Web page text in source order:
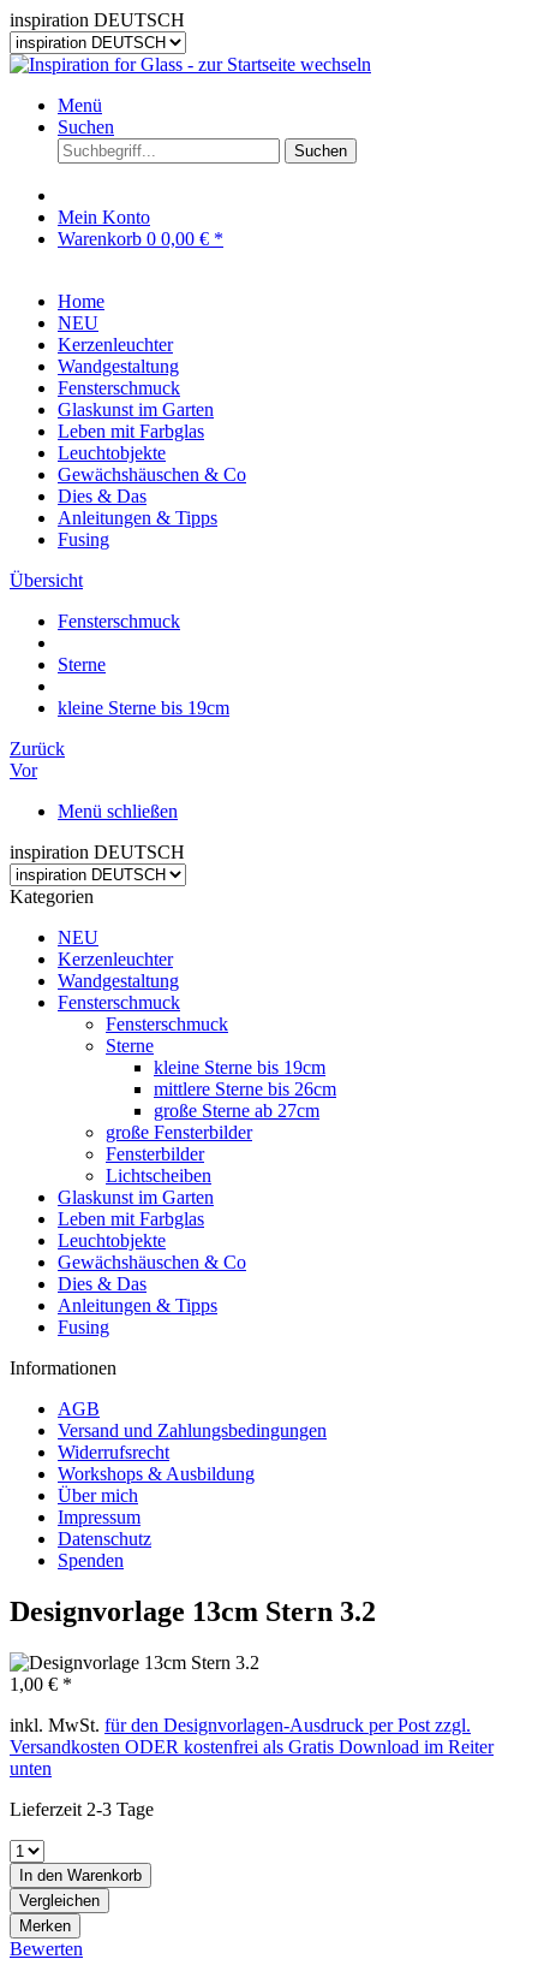
inspiration DEUTSCH
Menü
Suchen
Suchen
Mein Konto
Warenkorb 0 0,00 € *
Home
NEU
Kerzenleuchter
Wandgestaltung
Fensterschmuck
Glaskunst im Garten
Leben mit Farbglas
Leuchtobjekte
Gewächshäuschen & Co
Dies & Das
Anleitungen & Tipps
Fusing
Übersicht
Fensterschmuck
Sterne
kleine Sterne bis 19cm
Zurück
Vor
Menü schließen
inspiration DEUTSCH
Kategorien
NEU
Kerzenleuchter
Wandgestaltung
Fensterschmuck
Fensterschmuck
Sterne
kleine Sterne bis 19cm
mittlere Sterne bis 26cm
große Sterne ab 27cm
große Fensterbilder
Fensterbilder
Lichtscheiben
Glaskunst im Garten
Leben mit Farbglas
Leuchtobjekte
Gewächshäuschen & Co
Dies & Das
Anleitungen & Tipps
Fusing
Informationen
AGB
Versand und Zahlungsbedingungen
Widerrufsrecht
Workshops & Ausbildung
Über mich
Impressum
Datenschutz
Spenden
Designvorlage 13cm Stern 3.2
1,00 € *
inkl. MwSt. für den Designvorlagen-Ausdruck per Post zzgl.
Versandkosten ODER kostenfrei als Gratis Download im Reiter
unten
Lieferzeit 2-3 Tage
In den Warenkorb
Vergleichen
Merken
Bewerten